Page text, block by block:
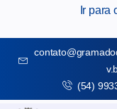
Ir para
(54)